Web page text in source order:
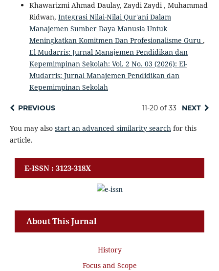
Khawarizmi Ahmad Daulay, Zaydi Zaydi , Muhammad
Ridwan, Integrasi Nilai-Nilai Qur'ani Dalam
Manajemen Sumber Daya Manusia Untuk
Meningkatkan Komitmen Dan Profesionalisme Guru ,
El-Mudarris: Jurnal Manajemen Pendidikan dan
Kepemimpinan Sekolah: Vol. 2 No. 03 (2026): El-
Mudarris: Jurnal Manajemen Pendidikan dan
Kepemimpinan Sekolah
PREVIOUS 11-20 of 33 NEXT
You may also start an advanced similarity searchfor this
article.
E-ISSN : 3123-318X
About This Jurnal
History
Focus and Scope